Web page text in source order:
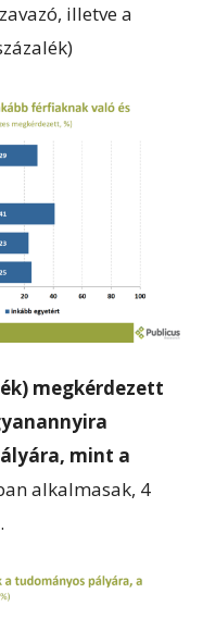
illetve a
megkérdezett
mint a
alkalmasak, 4